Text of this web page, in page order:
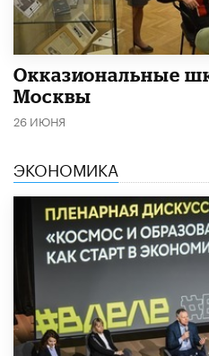
​Окказиональные
Москвы
26 ИЮНЯ
ЭКОНОМИКА